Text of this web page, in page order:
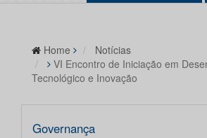
Home
Notícias
VI Encontro de Iniciação em
Tecnológico e Inovação
Governança